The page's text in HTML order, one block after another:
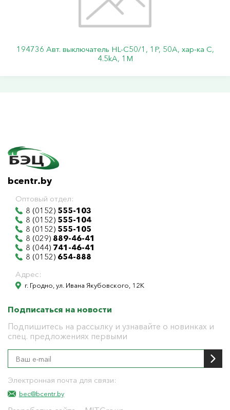
194736 Авт. выключатель HL-C50/1, 1P, 50A, хар-ка C,
4.5kA, 1M
bcentr.by
Оптовый отдел:
8 (0152) 555-103
8 (0152) 555-104
8 (0152) 555-105
8 (029) 889-46-41
8 (044) 741-46-41
8 (0152) 654-888
Адрес:
г. Гродно, ул. Ивана Якубовского, 12К
Подписаться на новости
Подпишитесь на рассылку и узнавайте о новинках и
спец. предложениях первыми
Электронная почта для связи:
bec@bcentr.by